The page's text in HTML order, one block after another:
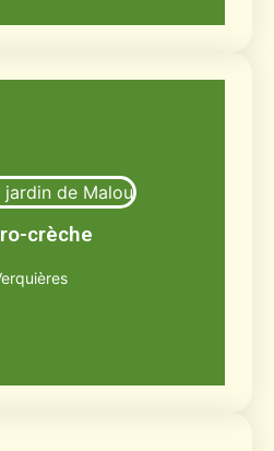
crèche
de Malou
à 3 ans
Découvrir